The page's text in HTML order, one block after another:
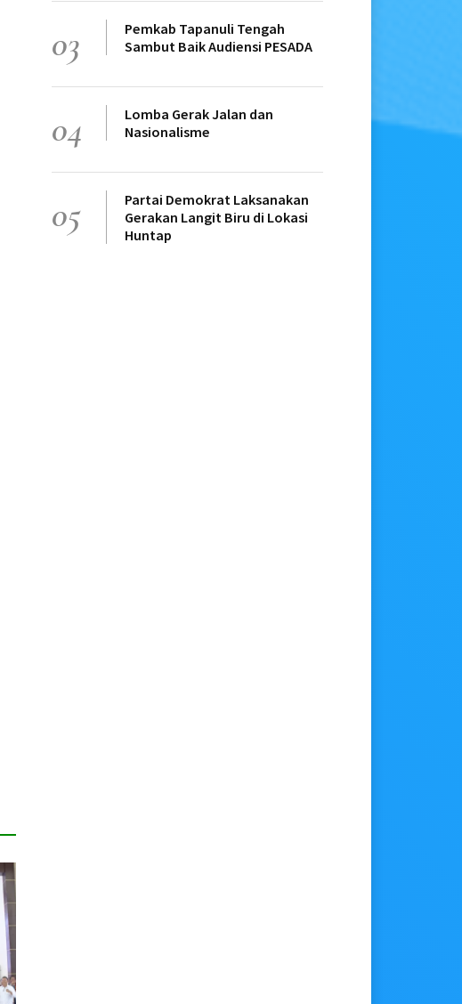
03
Pemkab Tapanuli Tengah
Sambut Baik Audiensi PESADA
04
Lomba Gerak Jalan dan
Nasionalisme
05
Partai Demokrat Laksanakan
Gerakan Langit Biru di Lokasi
Huntap